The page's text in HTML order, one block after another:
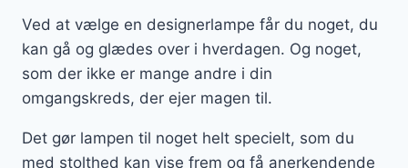
Ved at vælge en designerlampe får du noget, du
kan gå og glædes over i hverdagen. Og noget,
som der ikke er mange andre i din
omgangskreds, der ejer magen til.
Det gør lampen til noget helt specielt, som du
med stolthed kan vise frem og få anerkendende